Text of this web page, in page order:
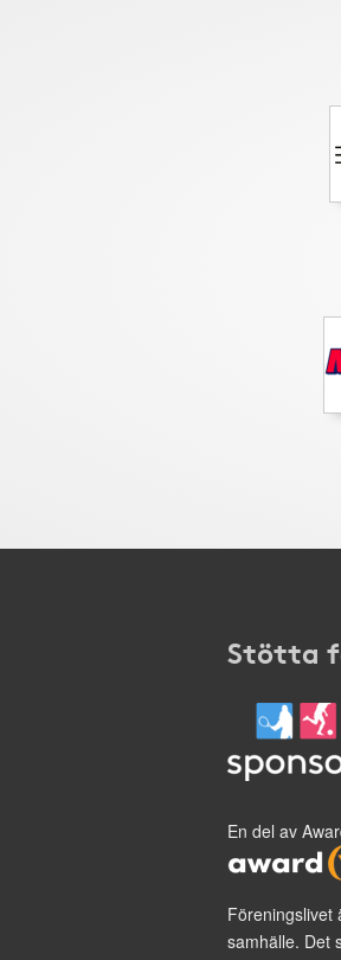
Stötta
En del av
Föreningslivet
samhälle. Det